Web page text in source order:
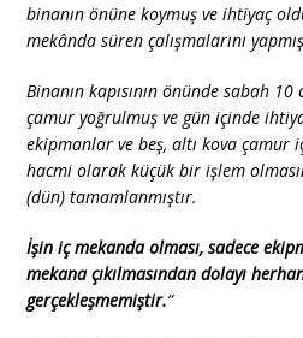
binanın önüne koymuş ve ihtiyaç
mekânda süren çalışmalarını
Binanın kapısının önünde sabah
çamur yoğrulmuş ve gün içinde
ekipmanlar ve beş, altı kova çamur
hacmi olarak küçük bir işlem
(dün) tamamlanmıştır.
İşin iç mekanda olması, sadece
mekana çıkılmasından dolayı
gerçekleşmemiştir.”